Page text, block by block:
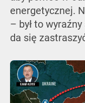
energetycznej.
– był to
da się